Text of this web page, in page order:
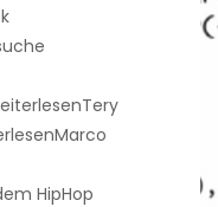
HipHop